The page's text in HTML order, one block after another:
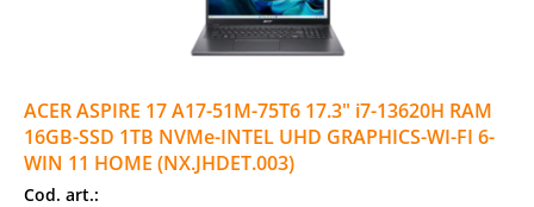
ACER ASPIRE 17 A17-51M-75T6 17.3" i7-13620H RAM
16GB-SSD 1TB NVMe-INTEL UHD GRAPHICS-WI-FI 6-
WIN 11 HOME (NX.JHDET.003)
Cod. art.: